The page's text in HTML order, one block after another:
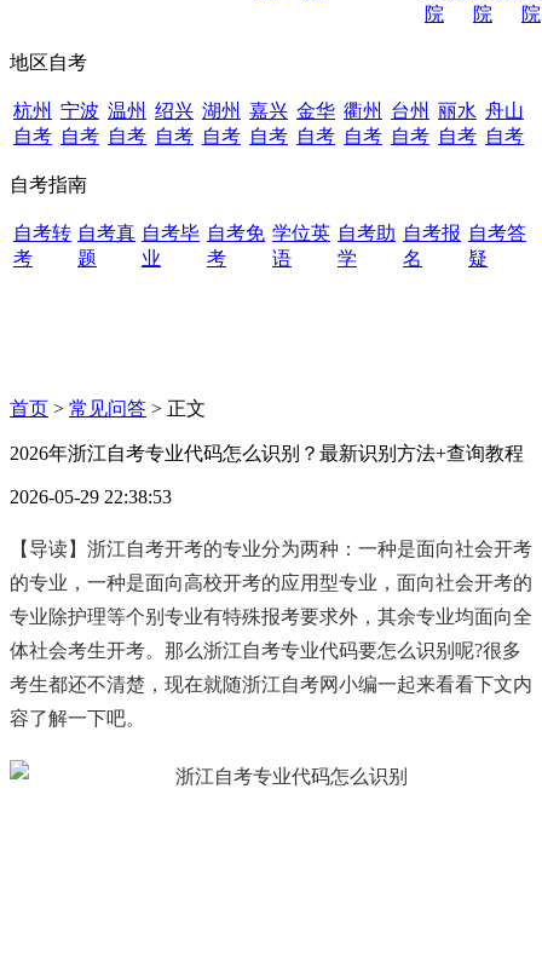
院
院
院
地区自考
杭州
自考
宁波
自考
温州
自考
绍兴
自考
湖州
自考
嘉兴
自考
金华
自考
衢州
自考
台州
自考
丽水
自考
舟山
自考
自考指南
自考转
考
自考真
题
自考毕
业
自考免
考
学位英
语
自考助
学
自考报
名
自考答
疑
首页 > 常见问答 > 正文
2026年浙江自考专业代码怎么识别？最新识别方法+查询教程
2026-05-29 22:38:53
【导读】浙江自考开考的专业分为两种：一种是面向社会开考
的专业，一种是面向高校开考的应用型专业，面向社会开考的
专业除护理等个别专业有特殊报考要求外，其余专业均面向全
体社会考生开考。那么浙江自考专业代码要怎么识别呢?很多
考生都还不清楚，现在就随浙江自考网小编一起来看看下文内
容了解一下吧。